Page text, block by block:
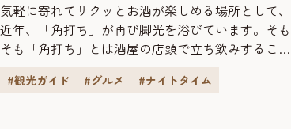
気軽に寄れてサクッとお酒が楽しめる場所として、
近年、「角打ち」が再び脚光を浴びています。そも
そも「角打ち」とは酒屋の店頭で立ち飲みすること
て長く親しまれてきました。「角打ち」という呼び
#観光ガイド #グルメ #ナイトタイム